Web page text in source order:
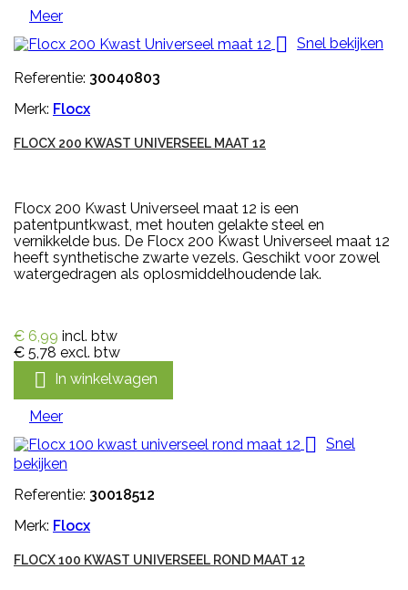
Meer
 Snel bekijken
Referentie: 30040803
Merk: Flocx
FLOCX 200 KWAST UNIVERSEEL MAAT 12
Flocx 200 Kwast Universeel maat 12 is een
patentpuntkwast, met houten gelakte steel en
vernikkelde bus. De Flocx 200 Kwast Universeel maat 12
heeft synthetische zwarte vezels. Geschikt voor zowel
watergedragen als oplosmiddelhoudende lak.
€ 6,99 incl. btw
€ 5,78 excl. btw
 In winkelwagen
Meer
 Snel
bekijken
Referentie: 30018512
Merk: Flocx
FLOCX 100 KWAST UNIVERSEEL ROND MAAT 12